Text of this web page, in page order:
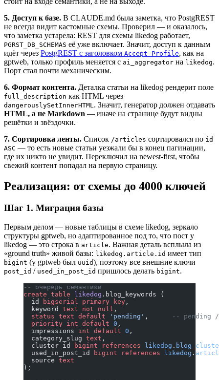
5. Доступ к базе. В CLAUDE.md была заметка, что PostgREST
не всегда видит кастомные схемы. Проверил — и оказалось,
что заметка устарела: REST для схемы likedog работает,
PGRST_DB_SCHEMAS её уже включает. Значит, доступ к данным
идёт через PostgREST с заголовком Accept-Profile, как на
gptweb, только профиль меняется с ai_aggregator на likedog.
Порт стал почти механическим.
6. Формат контента. Деталка статьи на likedog рендерит поле
full_description как HTML через
dangerouslySetInnerHTML. Значит, генератор должен отдавать
HTML, а не Markdown — иначе на странице будут видны
решётки и звёздочки.
7. Сортировка ленты. Список /articles сортировался по id
ASC — то есть новые статьи уезжали бы в конец пагинации,
где их никто не увидит. Переключил на newest-first, чтобы
свежий контент попадал на первую страницу.
Реализация: от схемы до 4000 ключей
Шаг 1. Миграция базы
Первым делом — новые таблицы в схеме likedog, зеркало
структуры gptweb, но адаптированное под то, что пост у
likedog — это строка в article. Важная деталь всплыла из
«ground truth» живой базы: likedog.article.id имеет тип
bigint (у gptweb был uuid), поэтому все внешние ключи
post_id / used_in_post_id пришлось делать bigint.
-- очередь семантики
create table likedog .blog_keywords (
  id
bigserial primary key ,
  keyword
text not null ,
  status
text default 'pending' ,
-- pending
  priority int
default 0 ,
  impressions
int default 0 ,
  category_slug
text ,
  cluster_id
bigint references likedog .
  used_in_post_id
bigint references likedog .
  source
text
);